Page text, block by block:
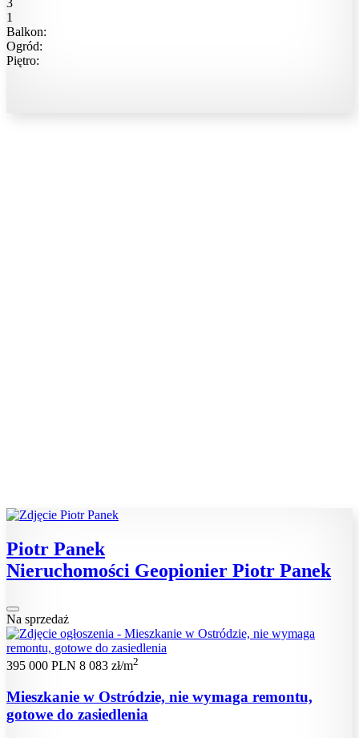
1
Balkon:
Ogród:
Piętro:
Piotr Panek
Nieruchomości Geopionier Piotr Panek
Na sprzedaż
395 000 PLN 8 083 zł/m2
Mieszkanie w Ostródzie, nie wymaga remontu,
gotowe do zasiedlenia